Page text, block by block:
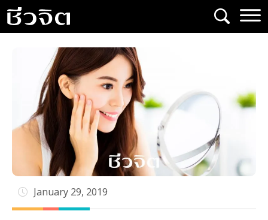
Skip
to
content
January 29, 2019